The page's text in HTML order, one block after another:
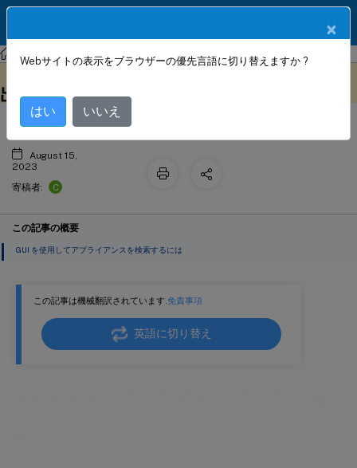
NetScaler NetScaler 13.1 クラスタリング
この記事は機械翻訳されています.免責事項
英語に切り替え
NetScaler ADCアプライアンスの検
出
August 15,
2023
寄稿者:
C
この記事の概要
GUI を使用してアプライアンスを検索するには
×
Webサイトの表示をブラウザーの優先言語に切り替えますか ?
はい いいえ